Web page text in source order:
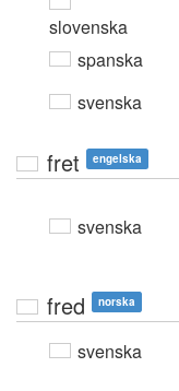
slovenska
spanska
svenska
fret engelska
svenska
fred norska
svenska